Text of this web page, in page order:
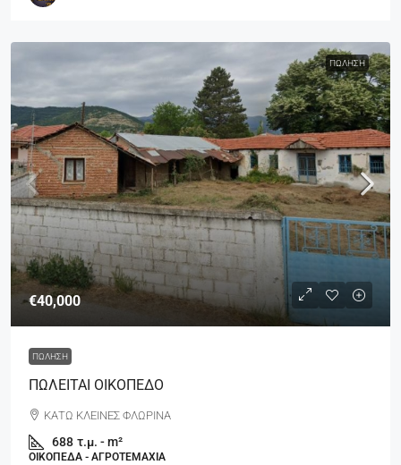
ΠΏΛΗΣΗ
€40,000
ΠΏΛΗΣΗ
ΠΩΛΕΙΤΑΙ ΟΙΚΟΠΕΔΟ
ΚΑΤΩ ΚΛΕΙΝΕΣ ΦΛΩΡΙΝΑ
688 τ.μ. - m²
ΟΙΚΌΠΕΔΑ - ΑΓΡΟΤΕΜΆΧΙΑ